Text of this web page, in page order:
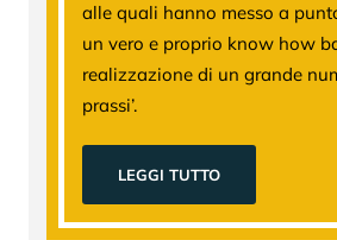
alle quali hanno messo a
un vero e proprio know how
realizzazione di un grande
prassi’.
LEGGI TUTTO